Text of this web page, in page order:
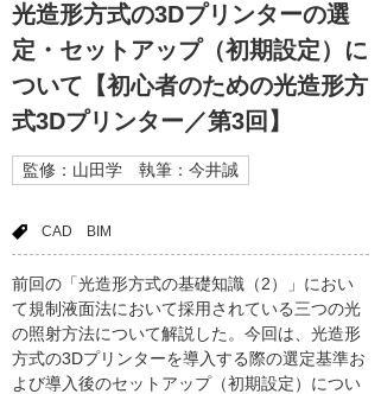
光造形方式の3Dプリンターの選
定・セットアップ（初期設定）に
ついて【初心者のための光造形方
式3Dプリンター／第3回】
監修：山田学 執筆：今井誠
CAD BIM
前回の「光造形方式の基礎知識（2）」におい
て規制液面法において採用されている三つの光
の照射方法について解説した。今回は、光造形
方式の3Dプリンターを導入する際の選定基準お
よび導入後のセットアップ（初期設定）につい